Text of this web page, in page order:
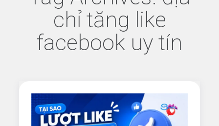
chỉ tăng like
facebook uy tín